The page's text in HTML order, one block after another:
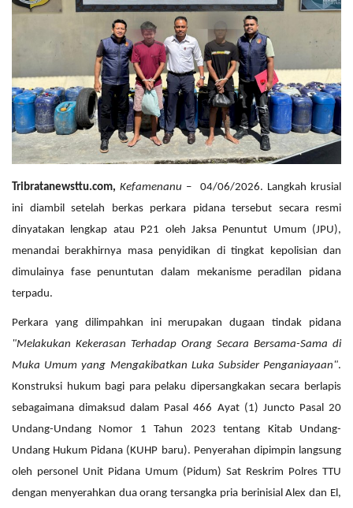
Tribratanewsttu.com,Kefamenanu – 04/06/2026. Langkah krusial
ini diambil setelah berkas perkara pidana tersebut secara resmi
dinyatakan lengkap atau P21 oleh Jaksa Penuntut Umum (JPU),
menandai berakhirnya masa penyidikan di tingkat kepolisian dan
dimulainya fase penuntutan dalam mekanisme peradilan pidana
terpadu.
Perkara yang dilimpahkan ini merupakan dugaan tindak pidana
"Melakukan Kekerasan Terhadap Orang Secara Bersama-Sama di
Muka Umum yang Mengakibatkan Luka Subsider Penganiayaan".
Konstruksi hukum bagi para pelaku dipersangkakan secara berlapis
sebagaimana dimaksud dalam Pasal 466 Ayat (1) Juncto Pasal 20
Undang-Undang Nomor 1 Tahun 2023 tentang Kitab Undang-
Undang Hukum Pidana (KUHP baru). Penyerahan dipimpin langsung
oleh personel Unit Pidana Umum (Pidum) Sat Reskrim Polres TTU
dengan menyerahkan dua orang tersangka pria berinisial Alex dan El,